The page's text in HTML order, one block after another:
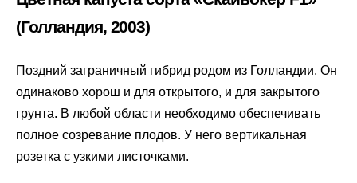
(Голландия, 2003)
Поздний заграничный гибрид родом из Голландии. Он
одинаково хорош и для открытого, и для закрытого
грунта. В любой области необходимо обеспечивать
полное созревание плодов. У него вертикальная
розетка с узкими листочками.